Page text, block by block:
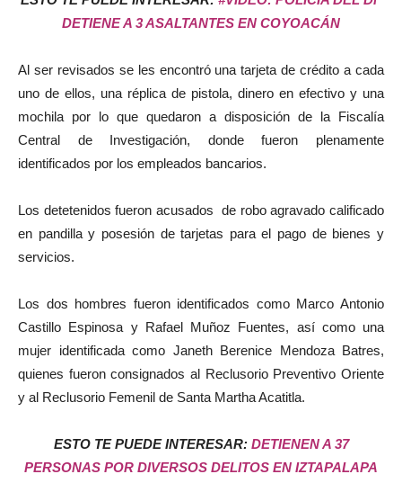
DETIENE A 3 ASALTANTES EN COYOACÁN
Al ser revisados se les encontró una tarjeta de crédito a cada
uno de ellos, una réplica de pistola, dinero en efectivo y una
mochila por lo que quedaron a disposición de la Fiscalía
Central de Investigación, donde fueron plenamente
identificados por los empleados bancarios.
Los detetenidos fueron acusados de robo agravado calificado
en pandilla y posesión de tarjetas para el pago de bienes y
servicios.
Los dos hombres fueron identificados como Marco Antonio
Castillo Espinosa y Rafael Muñoz Fuentes, así como una
mujer identificada como Janeth Berenice Mendoza Batres,
quienes fueron consignados al Reclusorio Preventivo Oriente
y al Reclusorio Femenil de Santa Martha Acatitla.
ESTO TE PUEDE INTERESAR: DETIENEN A 37
PERSONAS POR DIVERSOS DELITOS EN IZTAPALAPA